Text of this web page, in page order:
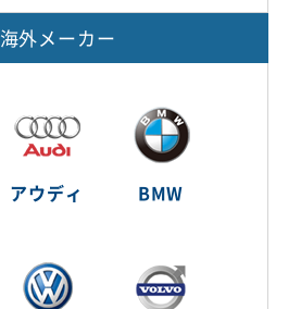
海外メーカー
アウディ BMW